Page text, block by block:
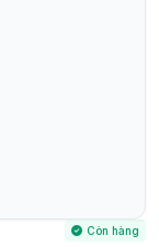
Còn hàng